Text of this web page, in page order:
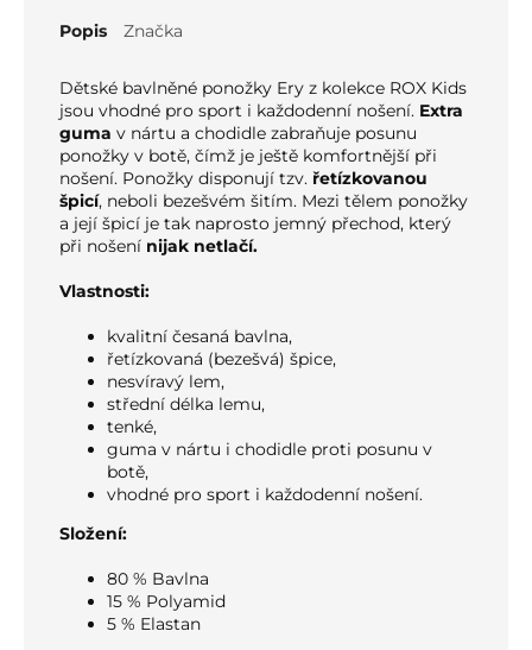
Popis Značka
Dětské bavlněné ponožky Ery z kolekce ROX Kids
jsou vhodné pro sport i každodenní nošení. Extra
guma v nártu a chodidle zabraňuje posunu
ponožky v botě, čímž je ještě komfortnější při
nošení. Ponožky disponují tzv. řetízkovanou
špicí, neboli bezešvém šitím. Mezi tělem ponožky
a její špicí je tak naprosto jemný přechod, který
při nošení nijak netlačí.
Vlastnosti:
kvalitní česaná bavlna,
řetízkovaná (bezešvá) špice,
nesvíravý lem,
střední délka lemu,
tenké,
guma v nártu i chodidle proti posunu v
botě,
vhodné pro sport i každodenní nošení.
Složení:
80 % Bavlna
15 % Polyamid
5 % Elastan